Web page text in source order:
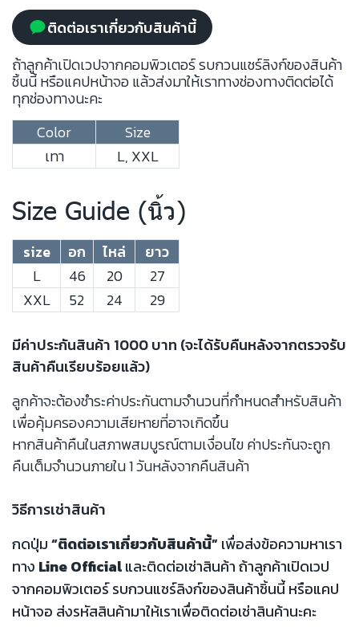
ติดต่อเราเกี่ยวกับสินค้านี้
ถ้าลูกค้าเปิดเวปจากคอมพิวเตอร์ รบกวนแชร์ลิงก์ของสินค้า
ชิ้นนี้ หรือแคปหน้าจอ แล้วส่งมาให้เราทางช่องทางติดต่อได้
ทุกช่องทางนะคะ
Color
Size
เทา
L, XXL
Size Guide (นิ้ว)
size อก ไหล่
ยาว
L
46 20
27
XXL
52 24 29
มีค่าประกันสินค้า 1000 บาท (จะได้รับคืนหลังจากตรวจรับ
สินค้าคืนเรียบร้อยแล้ว)
ลูกค้าจะต้องชำระค่าประกันตามจำนวนที่กำหนดสำหรับสินค้า
เพื่อคุ้มครองความเสียหายที่อาจเกิดขึ้น
หากสินค้าคืนในสภาพสมบูรณ์ตามเงื่อนไข ค่าประกันจะถูก
คืนเต็มจำนวนภายใน 1 วันหลังจากคืนสินค้า
วิธีการเช่าสินค้า
กดปุ่ม“ติดต่อเราเกี่ยวกับสินค้านี้”เพื่อส่งข้อความหาเรา
ทาง Line Officialและติดต่อเช่าสินค้า ถ้าลูกค้าเปิดเวป
จากคอมพิวเตอร์ รบกวนแชร์ลิงก์ของสินค้าชิ้นนี้ หรือแคป
หน้าจอ ส่งรหัสสินค้ามาให้เราเพื่อติดต่อเช่าสินค้านะคะ